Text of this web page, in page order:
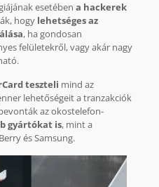
esetében a hackerek
hogylehetséges az
, ha gondosan
felületekről, vagy akár nagy
teszteli mind az
lehetőségeit a tranzakciók
az okostelefon-
gyártókat is, mint a
és Samsung.